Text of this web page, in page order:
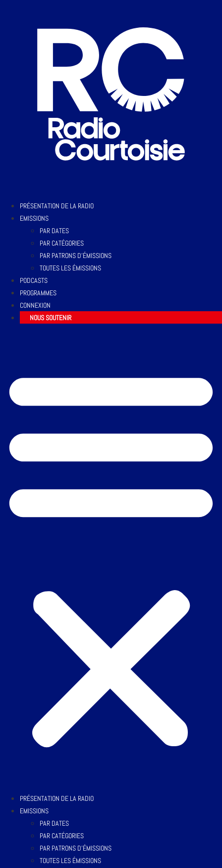
PRÉSENTATION DE LA RADIO
EMISSIONS
PAR DATES
PAR CATÉGORIES
PAR PATRONS D’ÉMISSIONS
TOUTES LES ÉMISSIONS
PODCASTS
PROGRAMMES
CONNEXION
NOUS SOUTENIR
PRÉSENTATION DE LA RADIO
EMISSIONS
PAR DATES
PAR CATÉGORIES
PAR PATRONS D’ÉMISSIONS
TOUTES LES ÉMISSIONS